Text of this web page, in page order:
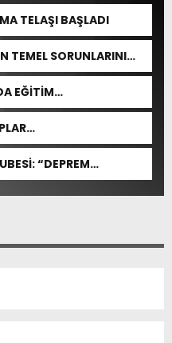
TELAŞI BAŞLADI
TEMEL SORUNLARINI
EĞİTİM
“DEPREM
VE BİLİMSEL